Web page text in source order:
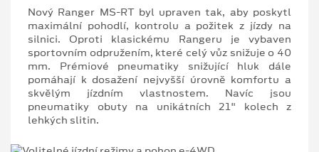
Nový Ranger MS-RT byl upraven tak, aby poskytl
maximální pohodlí, kontrolu a požitek z jízdy na
silnici. Oproti klasickému Rangeru je vybaven
sportovním odpružením, které celý vůz snižuje o 40
mm. Prémiové pneumatiky snižující hluk dále
pomáhají k dosažení nejvyšší úrovně komfortu a
skvělým jízdním vlastnostem. Navíc jsou
pneumatiky obuty na unikátních 21" kolech z
lehkých slitin.